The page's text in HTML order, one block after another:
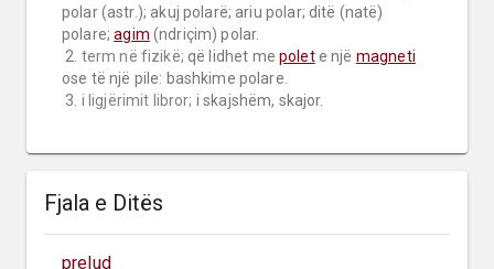
polar (astr.); akuj polarë; ariu polar; ditë (natë)
polare; agim (ndriçim) polar.
2. term në fizikë; që lidhet me polet e një magneti
ose të një pile: bashkime polare.
3. i ligjërimit libror; i skajshëm, skajor.
Fjala e Ditës
prelud